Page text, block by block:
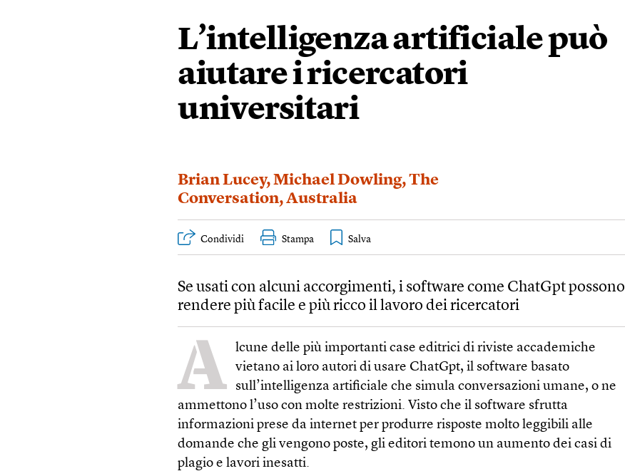
L’intelligenza artificiale può
aiutare i ricercatori
universitari
Brian Lucey,Michael Dowling,The
Conversation,Australia
Condividi Stampa
Se usati con alcuni accorgimenti, i software come ChatGpt possono
rendere più facile e più ricco il lavoro dei ricercatori
A
lcune delle più importanti case editrici di riviste accademiche
vietano ai loro autori di usare ChatGpt, il soft­ware basato
sull’intelligenza artificiale che simula conversazioni umane, o ne
ammettono l’uso con molte restrizioni. Visto che il software sfrutta
informazioni prese da internet per produrre risposte molto leggibili alle
domande che gli vengono poste, gli editori temono un aumento dei casi di
plagio e lavori inesatti.